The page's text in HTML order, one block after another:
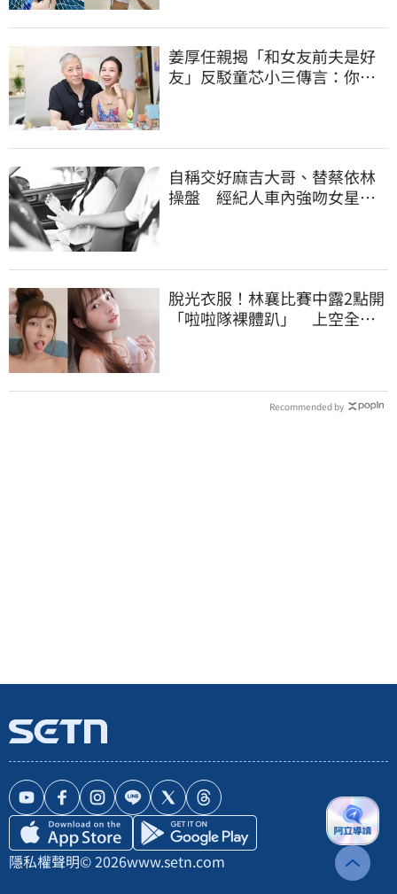
姜厚任親揭「和女友前夫是好
友」反駁童芯小三傳言：你在
自稱交好麻吉大哥、替蔡依林
操盤 經紀人車內強吻女星挨
脫光衣服！林襄比賽中露2點開
「啦啦隊裸體趴」 上空全裸
Recommended by
隱私權聲明© 2026www.setn.com